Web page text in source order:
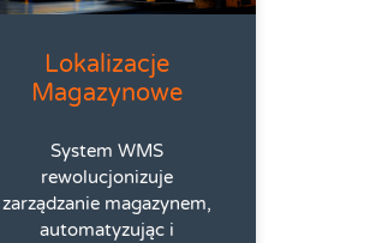
Lokalizacje
Magazynowe
System WMS
rewolucjonizuje
zarządzanie magazynem,
automatyzując i